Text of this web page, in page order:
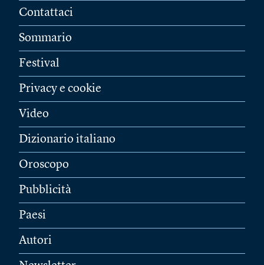
Contattaci
Sommario
Festival
Privacy e cookie
Video
Dizionario italiano
Oroscopo
Pubblicità
Paesi
Autori